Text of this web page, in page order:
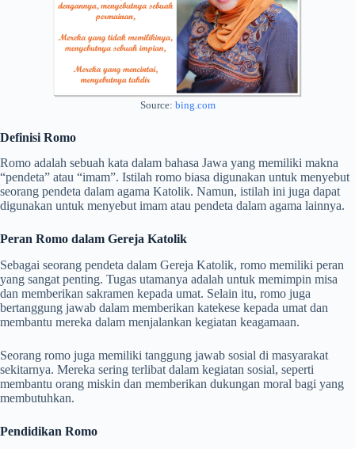
Source: bing.com
Definisi Romo
Romo adalah sebuah kata dalam bahasa Jawa yang memiliki makna
“pendeta” atau “imam”. Istilah romo biasa digunakan untuk menyebut
seorang pendeta dalam agama Katolik. Namun, istilah ini juga dapat
digunakan untuk menyebut imam atau pendeta dalam agama lainnya.
Peran Romo dalam Gereja Katolik
Sebagai seorang pendeta dalam Gereja Katolik, romo memiliki peran
yang sangat penting. Tugas utamanya adalah untuk memimpin misa
dan memberikan sakramen kepada umat. Selain itu, romo juga
bertanggung jawab dalam memberikan katekese kepada umat dan
membantu mereka dalam menjalankan kegiatan keagamaan.
Seorang romo juga memiliki tanggung jawab sosial di masyarakat
sekitarnya. Mereka sering terlibat dalam kegiatan sosial, seperti
membantu orang miskin dan memberikan dukungan moral bagi yang
membutuhkan.
Pendidikan Romo